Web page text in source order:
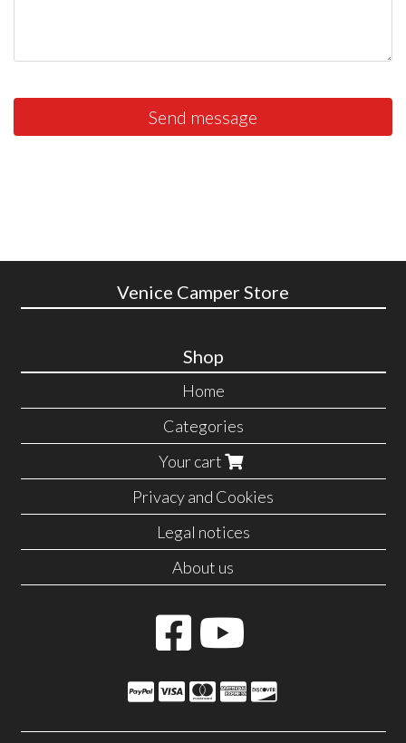
Send message
Venice Camper Store
Shop
Home
Categories
Your cart
Privacy and Cookies
Legal notices
About us